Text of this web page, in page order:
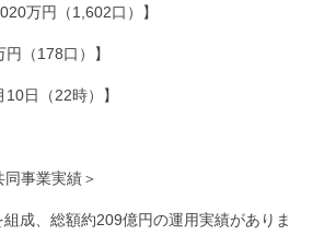
万円（1,602口）】
（178口）】
日（22時）】
事業実績＞
成、総額約209億円の運用実績がありま